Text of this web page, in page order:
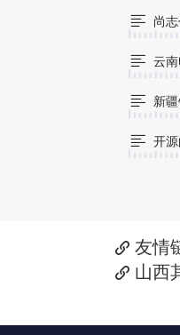
 尚
 云
 新
 开
 友情
 山西